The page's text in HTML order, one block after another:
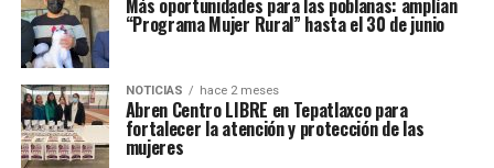
Más oportunidades para las poblanas: amplían
“Programa Mujer Rural” hasta el 30 de junio
NOTICIAS hace 2 meses
Abren Centro LIBRE en Tepatlaxco para
fortalecer la atención y protección de las
mujeres